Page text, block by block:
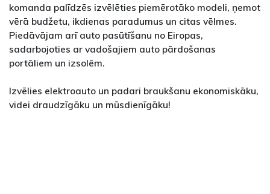
komanda palīdzēs izvēlēties piemērotāko modeli, ņemot
vērā budžetu, ikdienas paradumus un citas vēlmes.
Piedāvājam arī auto pasūtīšanu no Eiropas,
sadarbojoties ar vadošajiem auto pārdošanas
portāliem un izsolēm.
Izvēlies elektroauto un padari braukšanu ekonomiskāku,
videi draudzīgāku un mūsdienīgāku!